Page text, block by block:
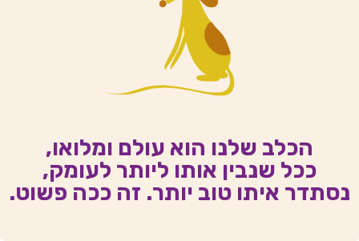
הכלב שלנו הוא עולם ומלואו,
ככל שנבין אותו ליותר לעומק,
נסתדר איתו טוב יותר. זה ככה פשוט.